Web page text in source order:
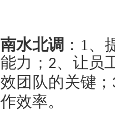
南水北调 ： 1、
能力； 2、让员
效团队的关键；
作效率。